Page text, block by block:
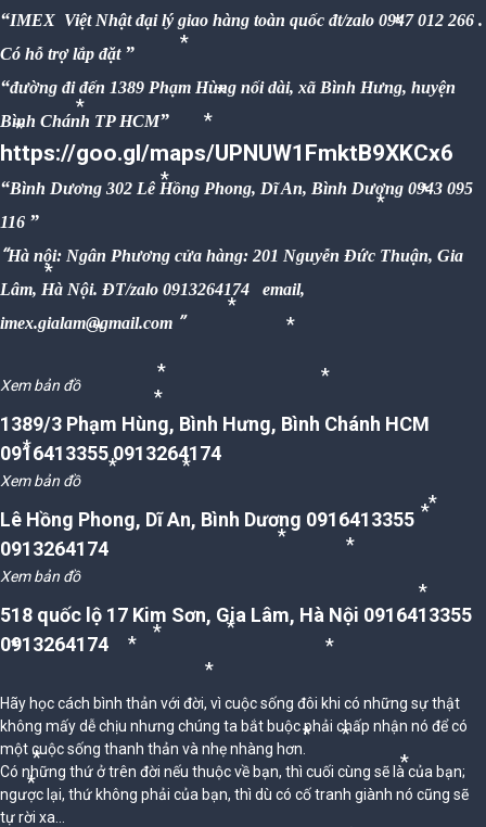
*
*
*
* *
*
*
*
*
*
*
*
*
*
IMEX Việt Nhật đại lý giao hàng toàn quốc đt/zalo 0947 012 266 .
Có hỗ trợ lắp đặt
đường đi đến 1389 Phạm Hùng nối dài, xã Bình Hưng, huyện
Bình Chánh TP HCM
https://goo.gl/maps/UPNUW1FmktB9XKCx6
Bình Dương 302 Lê Hồng Phong, Dĩ An, Bình Dương 0943 095
116
Hà nội: Ngân Phương cửa hàng: 201 Nguyễn Đức Thuận, Gia
Lâm, Hà Nội. ĐT/zalo 0913264174 email,
imex.gialam@gmail.com
Xem bản đồ
1389/3 Phạm Hùng, Bình Hưng, Bình Chánh HCM
0916413355 0913264174
Xem bản đồ
Lê Hồng Phong, Dĩ An, Bình Dương 0916413355
0913264174
Xem bản đồ
518 quốc lộ 17 Kim Sơn, Gia Lâm, Hà Nội 0916413355
0913264174
Hãy học cách bình thản với đời, vì cuộc sống đôi khi có những sự thật
không mấy dễ chịu nhưng chúng ta bắt buộc phải chấp nhận nó để có
một cuộc sống thanh thản và nhẹ nhàng hơn.
Có những thứ ở trên đời nếu thuộc về bạn, thì cuối cùng sẽ là của bạn;
ngược lại, thứ không phải của bạn, thì dù có cố tranh giành nó cũng sẽ
tự rời xa...